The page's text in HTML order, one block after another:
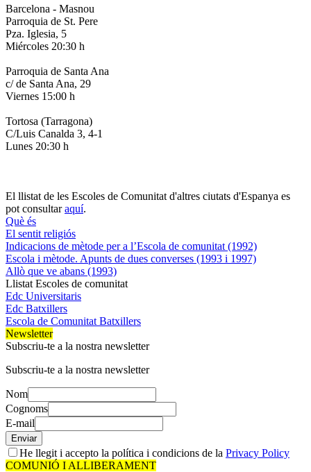
Barcelona - Masnou
Parroquia de St. Pere
Pza. Iglesia, 5
Miércoles 20:30 h
Parroquia de Santa Ana
c/ de Santa Ana, 29
Viernes 15:00 h
Tortosa (Tarragona)
C/Luis Canalda 3, 4-1
Lunes 20:30 h
El llistat de les Escoles de Comunitat d'altres ciutats d'Espanya es
pot consultaraquí.
Què és
El sentit religiós
Indicacions de mètode per a l’Escola de comunitat (1992)
Escola i mètode. Apunts de dues converses (1993 i 1997)
Allò que ve abans (1993)
Llistat Escoles de comunitat
Edc Universitaris
Edc Batxillers
Escola de Comunitat Batxillers
Newsletter
Subscriu-te a la nostra newsletter
Subscriu-te a la nostra newsletter
Nom
Cognoms
E-mail
Enviar
He llegit i accepto la política i condicions de la Privacy Policy
COMUNIÓ I ALLIBERAMENT